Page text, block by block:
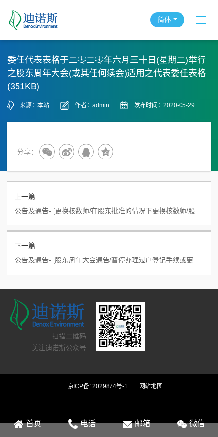
简体
委任代表表格​于二零二零年六月三十日(星期二)举行
之股东周年大会(或其任何续会)适用之代表委任表格
(351KB)
来源：本站 作者：admin 发布时间：2020-05-29
分享：
上一篇
下一篇
扫描二维码
关注迪诺斯公众号
京ICP备12029874号-1 网站地图
首页 电话 邮箱 微信